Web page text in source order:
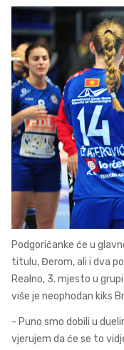
Podgoričanke će u
titulu, Đerom, ali i dva
Realno, 3. mjesto u
više je neophodan kiks
- Puno smo dobili u
vjerujem da će se to